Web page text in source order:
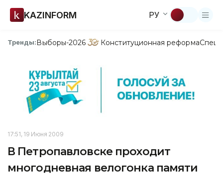
KAZINFORM РУ
Тренды:Выборы-2026 Конституционная реформа
17:51, 19 Июня 2009
В Петропавловске проходит
многодневная велогонка памяти